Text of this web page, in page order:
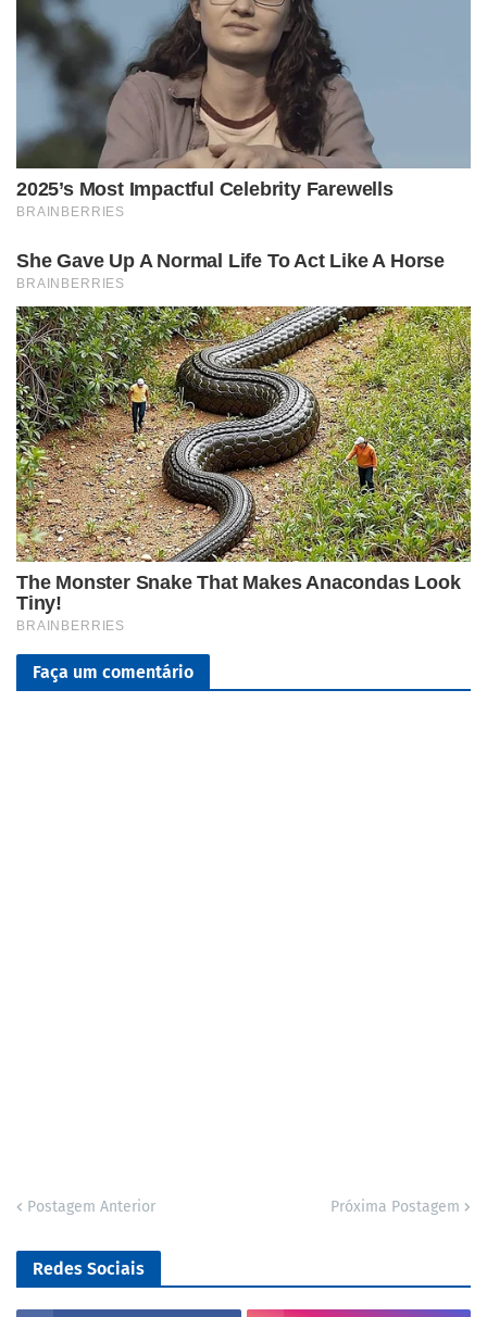
Faça um comentário
Postagem Anterior Próxima Postagem
Redes Sociais